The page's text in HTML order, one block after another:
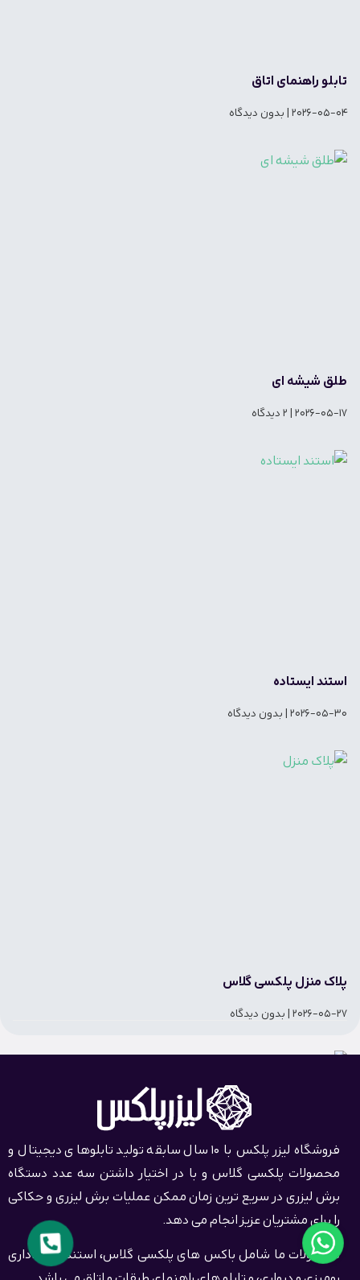
تابلو راهنمای اتاق
2026-05-04 بدون دیدگاه
طلق شیشه ای
2026-05-17
استند ایستاده
2026-05-30 بدون دیدگاه
پلاک منزل پلکسی گلاس
2026-05-27 بدون دیدگاه
فروشگاه لیزر پلکس با 10 سال سابقه تولید تابلوهای دیجیتال و
محصولات پلکسی گلاس و با در اختیار داشتن سه عدد دستگاه
برش لیزری در سریع ترین زمان ممکن عملیات برش لیزری و حکاکی
را برای مشتریان عزیز انجام می دهد.
محصولات ما شامل باکس های پلکسی گلاس، استند های اداری